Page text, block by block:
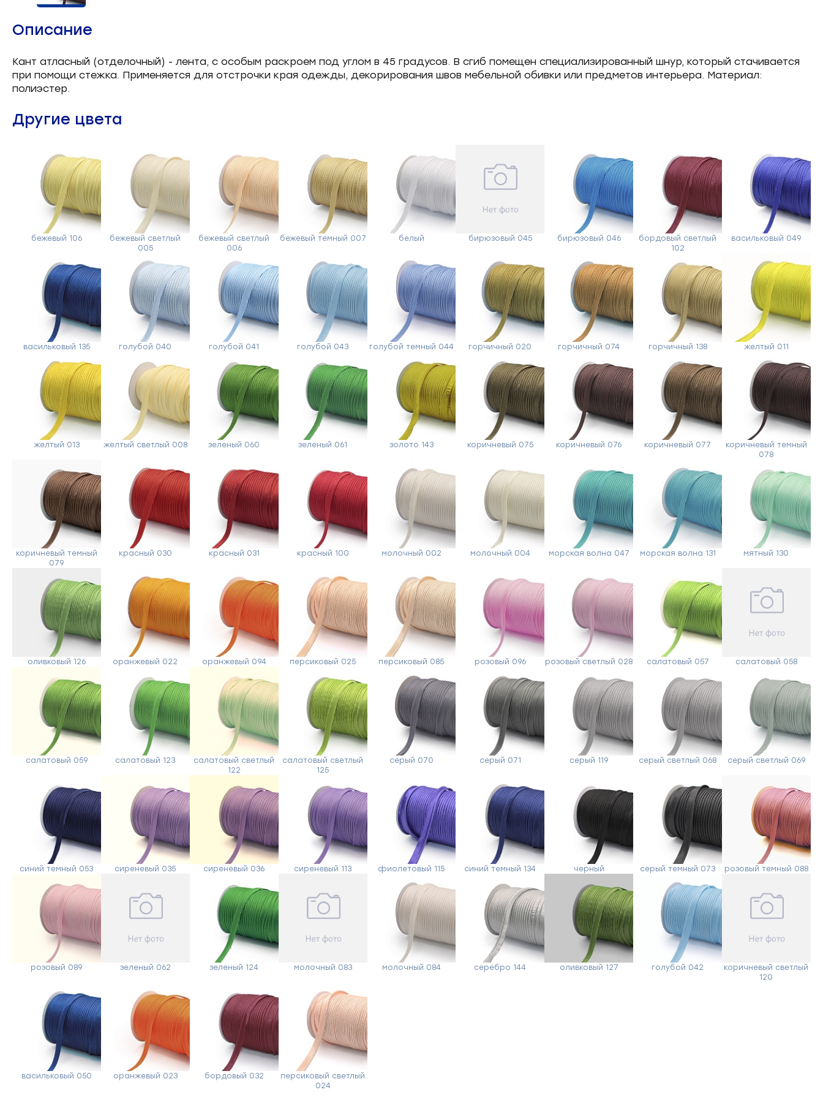
Запчасти для швейного
оборудования
21
Запчасти: иглы
Установочное оборудование
Описание
Кант атласный (отделочный) - лента, с особым раскроем под углом в 45 градусов. В сгиб помещен специализированный шнур, который стачивается
при помощи стежка. Применяется для отстрочки края одежды, декорирования швов мебельной обивки или предметов интерьера. Материал:
полиэстер.
Другие цвета
бежевый 106
бежевый светлый
005
бежевый светлый
006
бежевый темный 007 белый бирюзовый 045 бирюзовый 046
бордовый светлый
102
васильковый 049
васильковый 135 голубой 040 голубой 041 голубой 043 голубой темный 044 горчичный 020 горчичный 074 горчичный 138 желтый 011
желтый 013 желтый светлый 008 зеленый 060 зеленый 061 золото 143 коричневый 075 коричневый 076 коричневый 077
коричневый темный
078
коричневый темный
079
красный 030 красный 031 красный 100 молочный 002 молочный 004 морская волна 047 морская волна 131 мятный 130
оливковый 126 оранжевый 022 оранжевый 094 персиковый 025 персиковый 085 розовый 096 розовый светлый 028 салатовый 057 салатовый 058
салатовый 059 салатовый 123
салатовый светлый
122
салатовый светлый
125
серый 070 серый 071 серый 119 серый светлый 068 серый светлый 069
синий темный 053 сиреневый 035 сиреневый 036 сиреневый 113 фиолетовый 115 синий темный 134 черный серый темный 073 розовый темный 088
розовый 089 зеленый 062 зеленый 124 молочный 083 молочный 084 серебро 144 оливковый 127 голубой 042
коричневый светлый
120
васильковый 050 оранжевый 023 бордовый 032
персиковый светлый
024
Форма
обратной
связи
Заполните
форму,
и
вам
перезвоним
Ваше
имя
Телефон
Сообщение